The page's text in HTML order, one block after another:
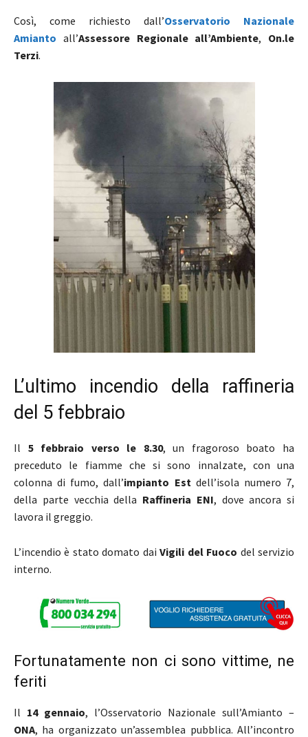
Così, come richiesto dall’Osservatorio Nazionale
Amianto all’Assessore Regionale all’Ambiente, On.le
Terzi.
L’ultimo incendio della raffineria
del 5 febbraio
Il 5 febbraio verso le 8.30, un fragoroso boato ha
preceduto le fiamme che si sono innalzate, con una
colonna di fumo, dall’impianto Est dell’isola numero 7,
della parte vecchia della Raffineria ENI, dove ancora si
lavora il greggio.
L’incendio è stato domato daiVigili del Fuoco del servizio
interno.
Fortunatamente non ci sono vittime, ne
feriti
Il 14 gennaio, l’Osservatorio Nazionale sull’Amianto –
ONA, ha organizzato un’assemblea pubblica. All’incontro